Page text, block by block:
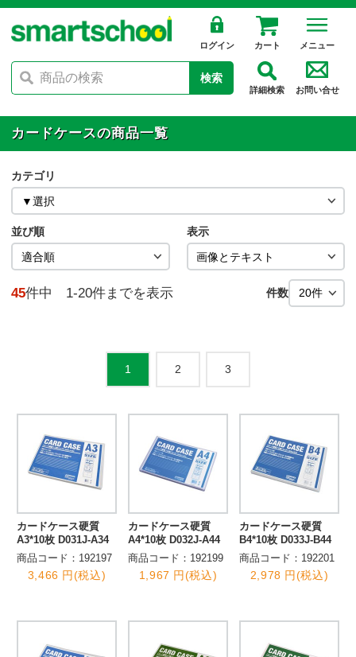
ログイン カート メニュー
検索
詳細検索 お問い合せ
カードケースの商品一覧
カテゴリ
並び順 表示
45件中 1-20件までを表示 件数
1 2 3
カードケース硬質
A3*10枚 D031J-A34
商品コード：192197
3,466 円(税込)
カードケース硬質
A4*10枚 D032J-A44
商品コード：192199
1,967 円(税込)
カードケース硬質
B4*10枚 D033J-B44
商品コード：192201
2,978 円(税込)